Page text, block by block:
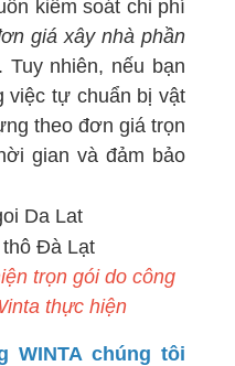
kiểm soát chi phí
giá xây nhà phần
nhiên, nếu bạn
việc tự chuẩn bị vật
theo đơn giá trọn
gian và đảm bảo
trọn gói do công
thực hiện
WINTA chúng tôi